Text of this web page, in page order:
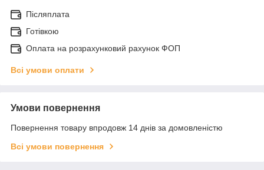
Післяплата
Готівкою
Оплата на розрахунковий рахунок ФОП
Всі умови оплати
Умови повернення
Повернення товару впродовж 14 днів за домовленістю
Всі умови повернення